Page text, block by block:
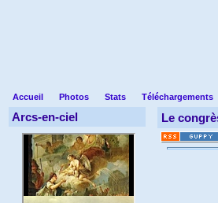
Accueil Photos Stats Téléchargements
Arcs-en-ciel Le